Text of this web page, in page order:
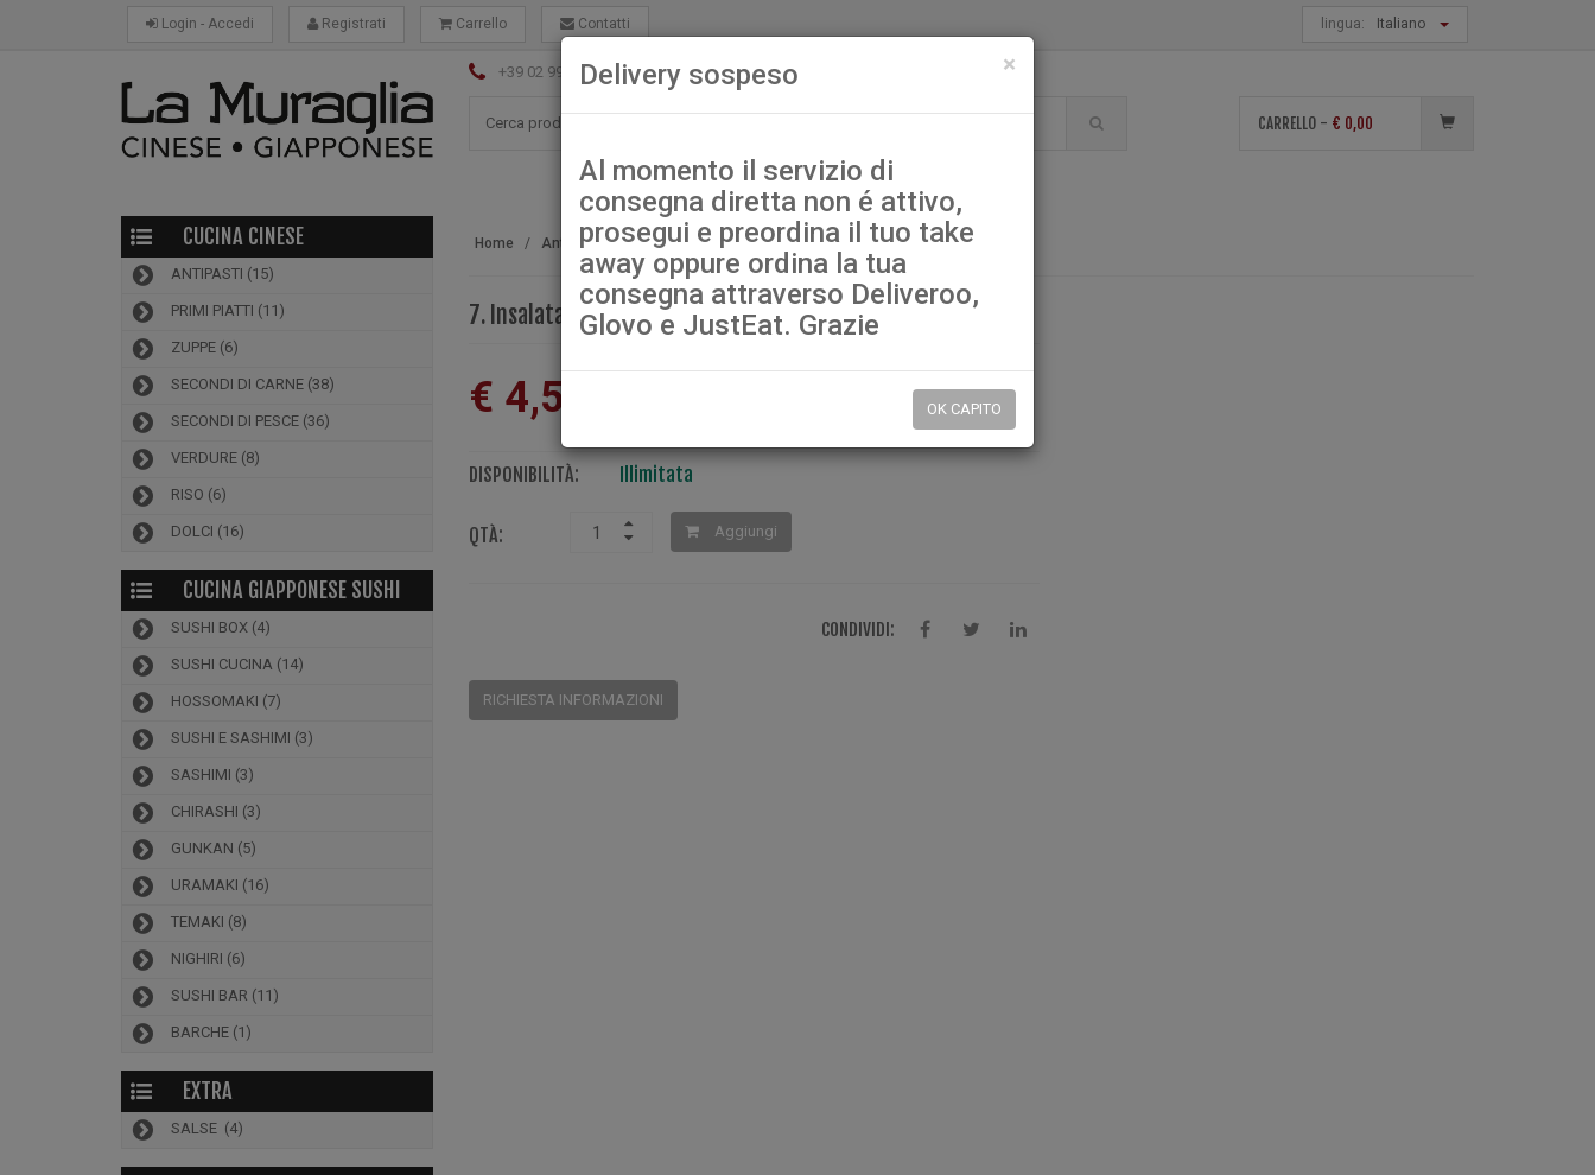
Login - Accedi Registrati Carrello Contatti lingua: Italiano
+39 02 99021080 ristorantelamuragliagarbagnate@gmail.com
CARRELLO - € 0,00
CUCINA CINESE
ANTIPASTI (15)
PRIMI PIATTI (11)
ZUPPE (6)
SECONDI DI CARNE (38)
SECONDI DI PESCE (36)
VERDURE (8)
RISO (6)
DOLCI (16)
CUCINA GIAPPONESE SUSHI
SUSHI BOX (4)
SUSHI CUCINA (14)
HOSSOMAKI (7)
SUSHI E SASHIMI (3)
SASHIMI (3)
CHIRASHI (3)
GUNKAN (5)
URAMAKI (16)
TEMAKI (8)
NIGHIRI (6)
SUSHI BAR (11)
BARCHE (1)
EXTRA
SALSE (4)
Home Antipasti 7. Insalata con polpa di granchio e gamberi
7. Insalata con polpa di granchio e gamberi
€ 4,50
DISPONIBILITÀ: Illimitata
QTÀ: Aggiungi
CONDIVIDI:
RICHIESTA INFORMAZIONI
×
Delivery sospeso
Al momento il servizio di
consegna diretta non é attivo,
prosegui e preordina il tuo take
away oppure ordina la tua
consegna attraverso Deliveroo,
Glovo e JustEat. Grazie
OK CAPITO